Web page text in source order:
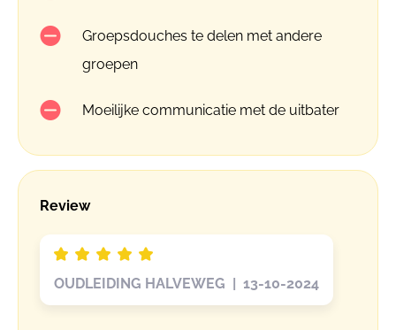
Groepsdouches te delen met andere
groepen
Moeilijke communicatie met de uitbater
Review
OUDLEIDING HALVEWEG | 13-10-2024